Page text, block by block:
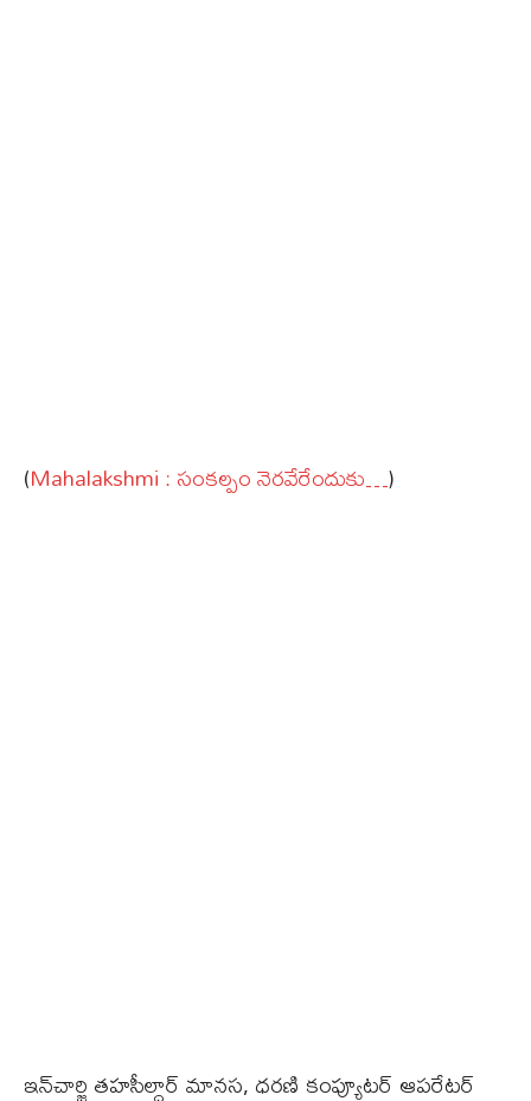
(Mahalakshmi : సంకల్పం నెరవేరేందుకు…)
ఇన్‌చార్జి తహసీల్దార్‌ మానస, ధరణి కంప్యూటర్‌ ఆపరేటర్‌